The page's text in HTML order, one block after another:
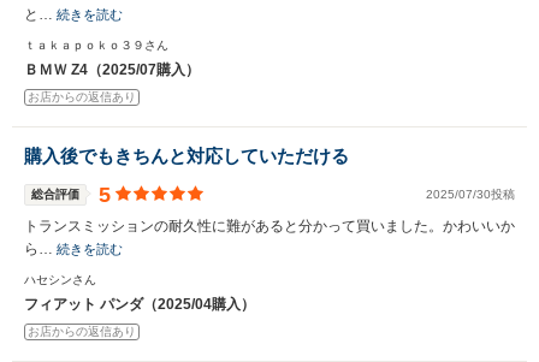
と… 続きを読む
ｔａｋａｐｏｋｏ３９さん
ＢＭＷ Z4（2025/07購入）
お店からの返信あり
購入後でもきちんと対応していただける
総合評価 5 2025/07/30投稿
トランスミッションの耐久性に難があると分かって買いました。かわいいか
ら… 続きを読む
ハセシンさん
フィアット パンダ（2025/04購入）
お店からの返信あり